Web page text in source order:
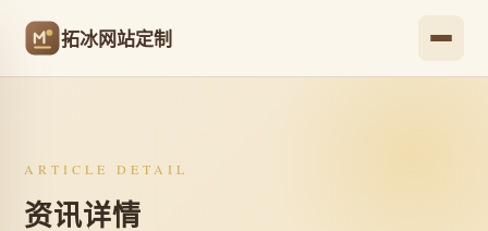
拓冰网站定制
ARTICLE DETAIL
资讯详情